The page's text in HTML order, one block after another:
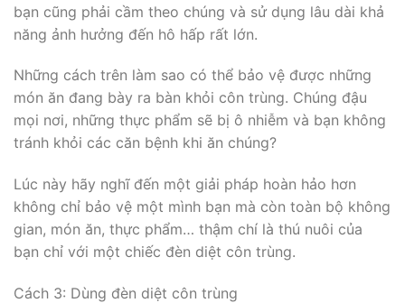
bạn cũng phải cầm theo chúng và sử dụng lâu dài khả
năng ảnh hưởng đến hô hấp rất lớn.
Những cách trên làm sao có thể bảo vệ được những
món ăn đang bày ra bàn khỏi côn trùng. Chúng đậu
mọi nơi, những thực phẩm sẽ bị ô nhiễm và bạn không
tránh khỏi các căn bệnh khi ăn chúng?
Lúc này hãy nghĩ đến một giải pháp hoàn hảo hơn
không chỉ bảo vệ một mình bạn mà còn toàn bộ không
gian, món ăn, thực phẩm… thậm chí là thú nuôi của
bạn chỉ với một chiếc đèn diệt côn trùng.
Cách 3: Dùng đèn diệt côn trùng